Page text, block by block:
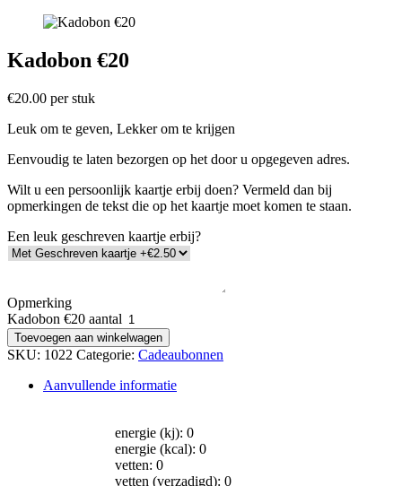
Kadobon €20
€20.00 per stuk
Leuk om te geven, Lekker om te krijgen
Eenvoudig te laten bezorgen op het door u opgegeven adres.
Wilt u een persoonlijk kaartje erbij doen? Vermeld dan bij
opmerkingen de tekst die op het kaartje moet komen te staan.
Een leuk geschreven kaartje erbij?
Opmerking
Kadobon €20 aantal
Toevoegen aan winkelwagen
SKU: 1022 Categorie: Cadeaubonnen
Aanvullende informatie
energie (kj): 0
energie (kcal): 0
vetten: 0
vetten (verzadigd): 0